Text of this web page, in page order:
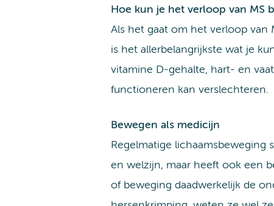
Hoe kun je het verloop van MS
Als het gaat om het verloop van
is het allerbelangrijkste wat je
vitamine D-gehalte, hart- en
functioneren kan verslechteren.
Bewegen als medicijn
Regelmatige
en welzijn, maar heeft ook een
of beweging daadwerkelijk de